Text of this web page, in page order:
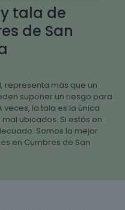
tala de
de San
representa más que un
suponer un riesgo para
veces, la tala es la única
ubicados. Si estás en
Somos la mejor
en Cumbres de San